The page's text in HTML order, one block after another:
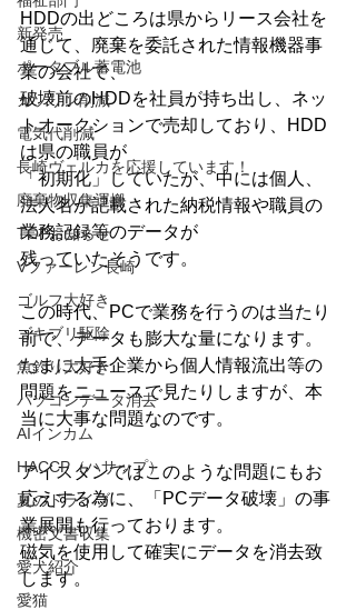
新発売
ポータブル蓄電池
ガソリン削減
電気代削減
長崎ヴェルカを応援しています！
廃棄物収集運搬
TOPお知らせ
Vファーレン長崎
ゴルフ大好き
ゴキブリ駆除
魚釣り大好き
パソコンデータ消去
AIインカム
HACCP（ハサップ）
夏のドライブ
機密文書収集
愛犬紹介
愛猫
HDDの出どころは県からリース会社を
通じて、廃棄を委託された情報機器事
業の会社で、
破壊前のHDDを社員が持ち出し、ネッ
トオークションで売却しており、HDD
は県の職員が
「初期化」していたが、中には個人、
法人名が記載された納税情報や職員の
業務記録等のデータが
残っていたそうです。
この時代、PCで業務を行うのは当たり
前で、データも膨大な量になります。
たまに大手企業から個人情報流出等の
問題をニュースで見たりしますが、本
当に大事な問題なのです。
アイスタンではこのような問題にもお
応えする為に、「PCデータ破壊」の事
業展開も行っております。
磁気を使用して確実にデータを消去致
します。